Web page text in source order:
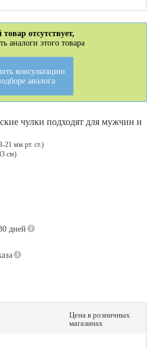
отсутствует,
аналоги этого товара
консультацию
аналога
чулки подходят для мужчин и
21 мм рт. ст.)
см)
дней
Цена в розничных
магазинах